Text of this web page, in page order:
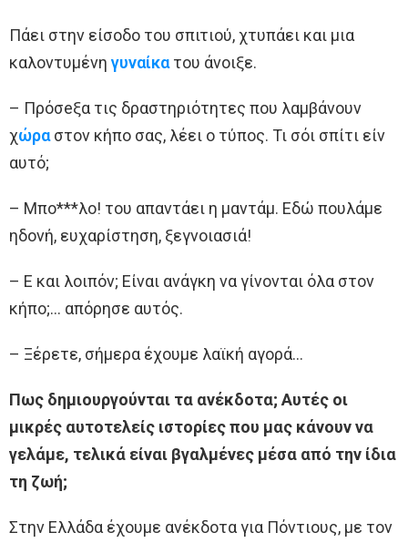
Πάει στην είσοδο του σπιτιού, χτυπάει και μια
καλοντυμένη γυναίκατου άνοιξε.
– Πρόσeξα τις δραστηριότητες που λαμβάνουν
χώραστον κήπο σας, λέει ο τύπος. Τι σόι σπίτι είν
αυτό;
– Μπο***λο! του απαντάει η μαντάμ. Εδώ πουλάμε
ηδονή, ευχαρίστηση, ξεγνοιασιά!
– Ε και λοιπόν; Είναι ανάγκη να γίνονται όλα στον
κήπο;… απόρησε αυτός.
– Ξέρετε, σήμερα έχουμε λαϊκή αγορά…
Πως δημιουργούνται τα ανέκδοτα; Αυτές οι
μικρές αυτοτελείς ιστορίες που μας κάνουν να
γελάμε, τελικά είναι βγαλμένες μέσα από την ίδια
τη ζωή;
Στην Ελλάδα έχουμε ανέκδοτα για Πόντιους, με τον